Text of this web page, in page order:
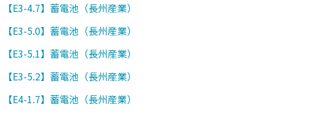
【E3-4.7】蓄電池（長州産業）
【E3-5.0】蓄電池（長州産業）
【E3-5.1】蓄電池（長州産業）
【E3-5.2】蓄電池（長州産業）
【E4-1.7】蓄電池（長州産業）